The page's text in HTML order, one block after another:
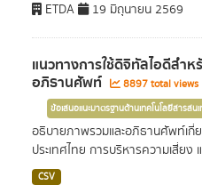
ETDA 19 มิถุนายน 2569
แนวทางการใช้ดิจิทัลไอดีสำห
อภิธานศัพท์ 8897 total views
ข้อเสนอแนะมาตรฐานด้านเทคโนโลยีสารสน
อธิบายภาพรวมและอภิธานศัพท์เกี่
ประเทศไทย การบริหารความเสี่ยง
CSV